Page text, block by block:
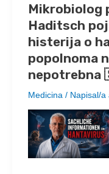
Mikrobiolog
Haditsch
histerija o
popolnoma
Medicina / Napisal/a